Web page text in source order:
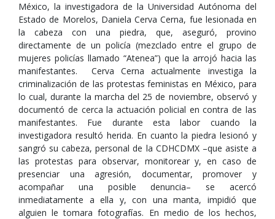
México, la investigadora de la Universidad Autónoma del
Estado de Morelos, Daniela Cerva Cerna, fue lesionada en
la cabeza con una piedra, que, aseguró, provino
directamente de un policía (mezclado entre el grupo de
mujeres policías llamado “Atenea”) que la arrojó hacia las
manifestantes. Cerva Cerna actualmente investiga la
criminalización de las protestas feministas en México, para
lo cual, durante la marcha del 25 de noviembre, observó y
documentó de cerca la actuación policial en contra de las
manifestantes. Fue durante esta labor cuando la
investigadora resultó herida. En cuanto la piedra lesionó y
sangró su cabeza, personal de la CDHCDMX –que asiste a
las protestas para observar, monitorear y, en caso de
presenciar una agresión, documentar, promover y
acompañar una posible denuncia– se acercó
inmediatamente a ella y, con una manta, impidió que
alguien le tomara fotografías. En medio de los hechos,